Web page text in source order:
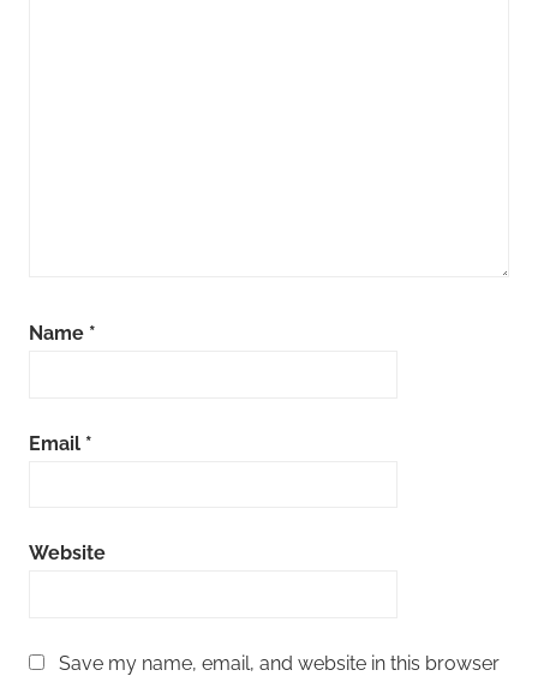
Name *
Email *
Website
Save my name, email, and website in this browser